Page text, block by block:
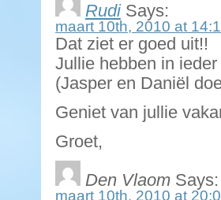
RudiSays:
maart 10th, 2010 at
Dat ziet er goed uit!!
Jullie hebben in
(Jasper en Daniël
Geniet van jullie
Groet,
Den Vlaom Says:
maart 10th, 2010 at